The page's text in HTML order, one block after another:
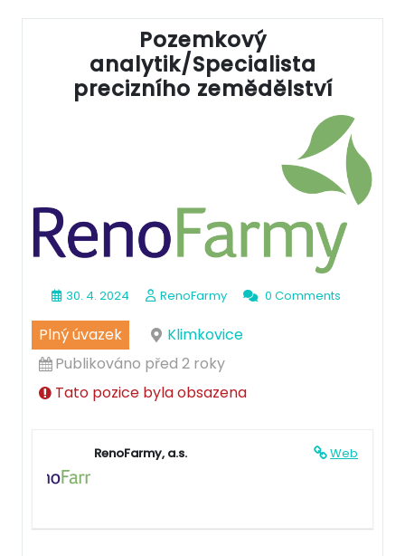
Pozemkový
analytik/Specialista
precizního zemědělství
30. 4. 2024 RenoFarmy 0 Comments
Plný úvazek
Klimkovice
Publikováno před 2 roky
Tato pozice byla obsazena
Web
RenoFarmy, a.s.